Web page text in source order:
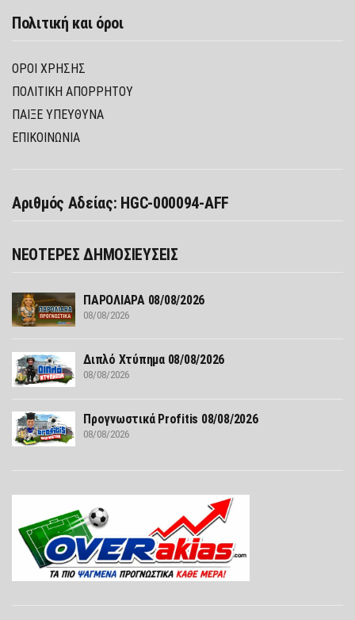
Πολιτική και όροι
ΌΡΟΙ ΧΡΉΣΗΣ
ΠΟΛΙΤΙΚΉ ΑΠΟΡΡΉΤΟΥ
ΠΑΊΞΕ ΥΠΕΎΘΥΝΑ
ΕΠΙΚΟΙΝΩΝΙΑ
Αριθμός Αδείας: HGC-000094-AFF
ΝΕΟΤΕΡΕΣ ΔΗΜΟΣΙΕΥΣΕΙΣ
ΠΑΡΟΛΙΑΡΑ 08/08/2026
08/08/2026
Διπλό Χτύπημα 08/08/2026
08/08/2026
Προγνωστικά Profitis 08/08/2026
08/08/2026